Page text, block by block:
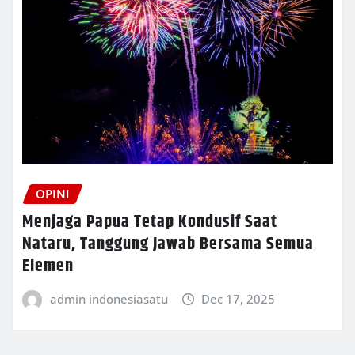
OPINI
Menjaga Papua Tetap Kondusif Saat
Nataru, Tanggung Jawab Bersama Semua
Elemen
admin indonesiasatu Dec 17, 2025